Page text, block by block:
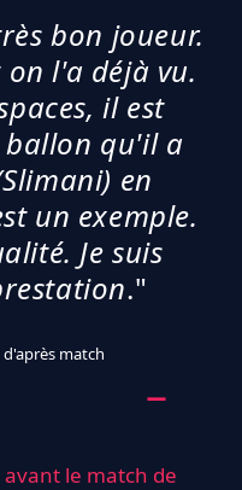
bon joueur.
on l'a déjà vu.
il est
qu'il a
en
un exemple.
Je suis
."
match
avant le match de